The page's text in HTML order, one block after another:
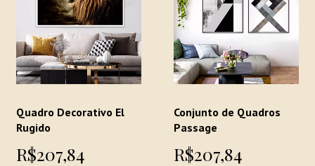
Quadro Decorativo El
Rugido
R$207,84
Conjunto de Quadros
Passage
R$207,84